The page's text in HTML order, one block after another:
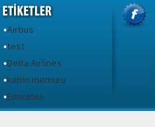
•Airbus
•test
•Delta Airlines
•kabin memuru
•Emirates